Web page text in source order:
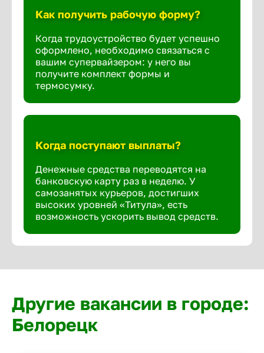
Как получить рабочую форму?
Когда трудоустройство будет успешно
оформлено, необходимо связаться с
вашим супервайзером: у него вы
получите комплект формы и
термосумку.
Когда поступают выплаты?
Денежные средства переводятся на
банковскую карту раз в неделю. У
самозанятых курьеров, достигших
высоких уровней «Титула», есть
возможность ускорить вывод средств.
Другие вакансии в городе:
Белорецк